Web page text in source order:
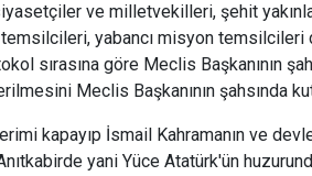
ve milletvekilleri, şehit
temsilcileri, yabancı misyon temsilcileri
sırasına göre Meclis Başkanının
Meclis Başkanının şahsında
kapayıp İsmail Kahramanın ve
yani Yüce Atatürk'ün